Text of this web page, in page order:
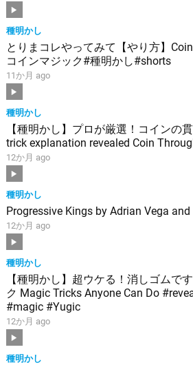
種明かし
とりまコレやってみて【やり方】
コインマジック#種明かし#shorts
11か月 ago
種明かし
【種明かし】プロが厳選！コインの
trick explanation revealed Coin
12か月 ago
種明かし
Progressive Kings by Adrian Vega
12か月 ago
種明かし
【種明かし】超ウケる！消しゴムで
ク Magic Tricks Anyone Can Do
#magic #Yugic
12か月 ago
種明かし